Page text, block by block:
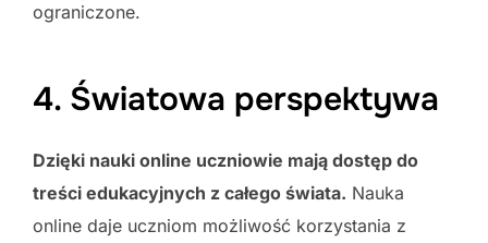
ograniczone.
4. Światowa perspektywa
Dzięki nauki online uczniowie mają dostęp do
treści edukacyjnych z całego świata. Nauka
online daje uczniom możliwość korzystania z